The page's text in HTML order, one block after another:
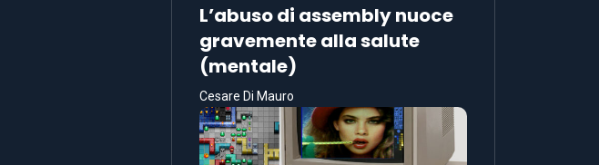
L’abuso di assembly nuoce
gravemente alla salute
(mentale)
Cesare Di Mauro